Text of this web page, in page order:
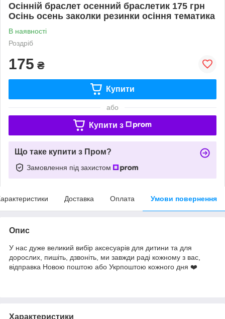
Осінній браслет осенний браслетик 175 грн
Осінь осень заколки резинки осіння тематика
В наявності
Роздріб
175 ₴
Купити
або
Купити з
Що таке купити з Пром?
Замовлення під захистом
Доставка Оплата Умови повернення
Опис
У нас дуже великий вибір аксесуарів для дитини та для
дорослих, пишіть, дзвоніть, ми завжди раді кожному з вас,
відправка Новою поштою або Укрпоштою кожного дня ❤️
Характеристики